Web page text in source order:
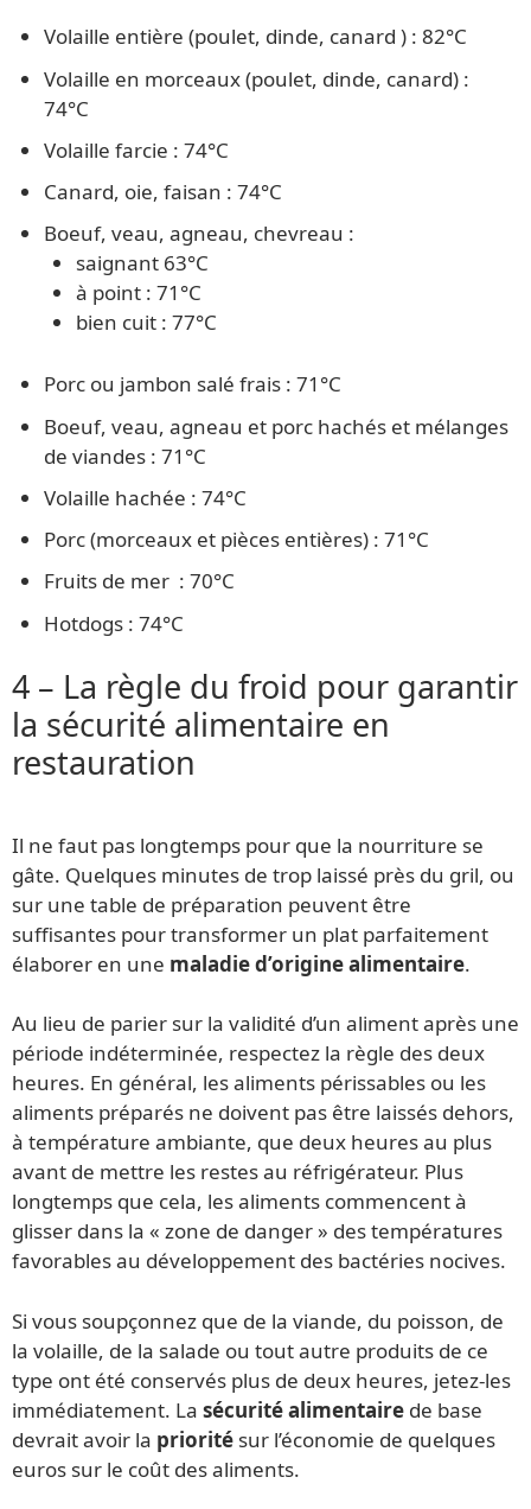
Volaille entière (poulet, dinde, canard ) : 82°C
Volaille en morceaux (poulet, dinde, canard) :
74°C
Volaille farcie : 74°C
Canard, oie, faisan : 74°C
Boeuf, veau, agneau, chevreau :
saignant 63°C
à point : 71°C
bien cuit : 77°C
Porc ou jambon salé frais : 71°C
Boeuf, veau, agneau et porc hachés et mélanges
de viandes : 71°C
Volaille hachée : 74°C
Porc (morceaux et pièces entières) : 71°C
Fruits de mer : 70°C
Hotdogs : 74°C
4 – La règle du froid pour garantir
la sécurité alimentaire en
restauration
Il ne faut pas longtemps pour que la nourriture se
gâte. Quelques minutes de trop laissé près du gril, ou
sur une table de préparation peuvent être
suffisantes pour transformer un plat parfaitement
élaborer en une maladie d’origine alimentaire.
Au lieu de parier sur la validité d’un aliment après une
période indéterminée, respectez la règle des deux
heures. En général, les aliments périssables ou les
aliments préparés ne doivent pas être laissés dehors,
à température ambiante, que deux heures au plus
avant de mettre les restes au réfrigérateur. Plus
longtemps que cela, les aliments commencent à
glisser dans la « zone de danger » des températures
favorables au développement des bactéries nocives.
Si vous soupçonnez que de la viande, du poisson, de
la volaille, de la salade ou tout autre produits de ce
type ont été conservés plus de deux heures, jetez-les
immédiatement. La sécurité alimentaire de base
devrait avoir la priorité sur l’économie de quelques
euros sur le coût des aliments.